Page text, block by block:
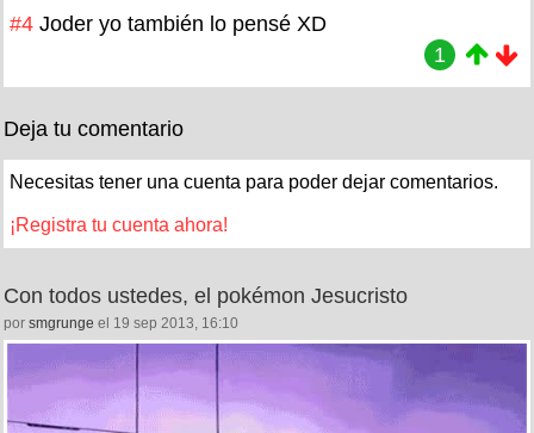
#4 Joder yo también lo pensé XD
1
Deja tu comentario
Necesitas tener una cuenta para poder dejar comentarios.
¡Registra tu cuenta ahora!
Con todos ustedes, el pokémon Jesucristo
por smgrunge el 19 sep 2013, 16:10